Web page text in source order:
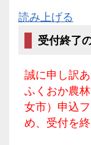
読み上げる
受付終了
誠に申し訳
ふくおか農
女市）申込
め、受付を終